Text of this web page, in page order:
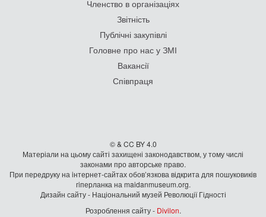
Членство в організаціях
Звітність
Публічні закупівлі
Головне про нас у ЗМІ
Вакансії
Співпраця
© & CC BY 4.0
Матеріали на цьому сайті захищені законодавством, у тому числі
законами про авторське право.
При передруку на iнтернет-сайтах обов’язкова відкрита для пошуковиків
гiперланка на maidanmuseum.org.
Дизайн сайту - Національний музей Революції Гідності
Розроблення сайту - Divilon.